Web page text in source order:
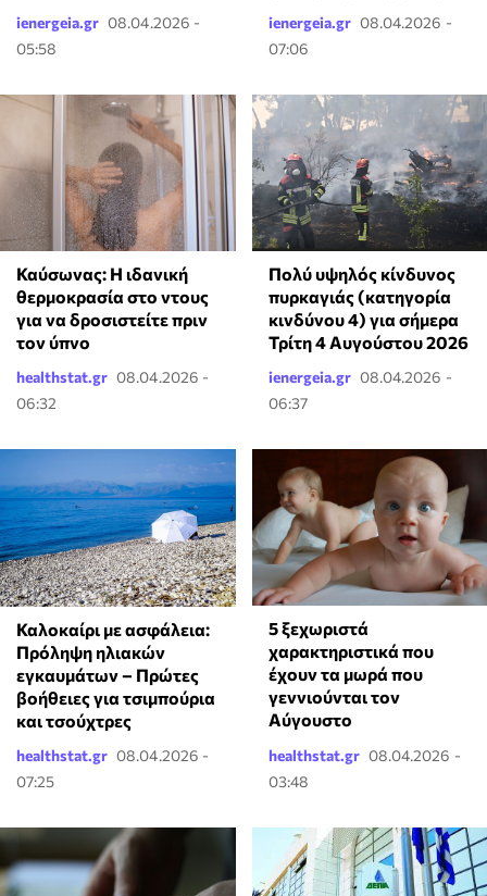
ienergeia.gr 08.04.2026 -
05:58
ienergeia.gr 08.04.2026 -
07:06
⁠Καύσωνας: Η ιδανική
θερμοκρασία στο ντους
για να δροσιστείτε πριν
τον ύπνο
healthstat.gr 08.04.2026 -
06:32
Πολύ υψηλός κίνδυνος
πυρκαγιάς (κατηγορία
κινδύνου 4) για σήμερα
Τρίτη 4 Αυγούστου 2026
ienergeia.gr 08.04.2026 -
06:37
Καλοκαίρι με ασφάλεια:
Πρόληψη ηλιακών
εγκαυμάτων – Πρώτες
βοήθειες για τσιμπούρια
και τσούχτρες
healthstat.gr 08.04.2026 -
07:25
5 ξεχωριστά
χαρακτηριστικά που
έχουν τα μωρά που
γεννιούνται τον
Αύγουστο
healthstat.gr 08.04.2026 -
03:48